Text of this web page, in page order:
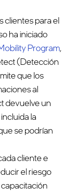
clientes para el
ha iniciado
Program,
(Detección
que los
al
devuelve un
la
se podrían
cliente e
el riesgo